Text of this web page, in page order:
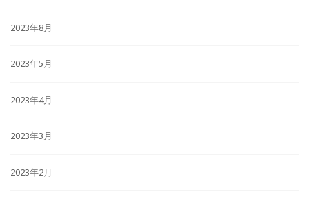
2023年8月
2023年5月
2023年4月
2023年3月
2023年2月